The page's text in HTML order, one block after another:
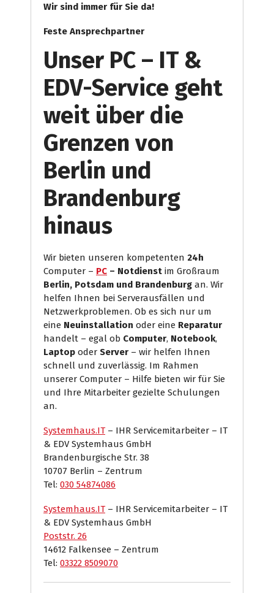
Wir sind immer für Sie da!
Feste Ansprechpartner
Unser PC – IT &
EDV-Service geht
weit über die
Grenzen von
Berlin und
Brandenburg
hinaus
Wir bieten unseren kompetenten 24h
Computer – PC – Notdienst im Großraum
Berlin, Potsdam und Brandenburg an. Wir
helfen Ihnen bei Serverausfällen und
Netzwerkproblemen. Ob es sich nur um
eine Neuinstallation oder eine Reparatur
handelt – egal ob Computer, Notebook,
Laptop oder Server – wir helfen Ihnen
schnell und zuverlässig. Im Rahmen
unserer Computer – Hilfe bieten wir für Sie
und Ihre Mitarbeiter gezielte Schulungen
an.
Systemhaus.IT – IHR Servicemitarbeiter – IT
& EDV Systemhaus GmbH
Brandenburgische Str. 38
10707 Berlin – Zentrum
Tel: 030 54874086
Systemhaus.IT – IHR Servicemitarbeiter – IT
& EDV Systemhaus GmbH
Poststr. 26
14612 Falkensee – Zentrum
Tel: 03322 8509070